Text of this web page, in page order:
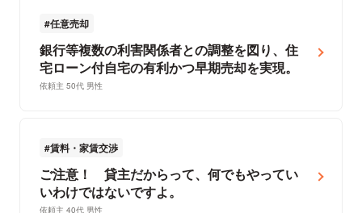
任意売却
銀行等複数の利害関係者との調整を図り、住
宅ローン付自宅の有利かつ早期売却を実現。
依頼主 50代 男性
賃料・家賃交渉
ご注意！ 貸主だからって、何でもやってい
いわけではないですよ。
依頼主 40代 男性